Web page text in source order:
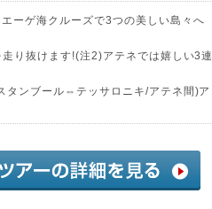
ーゲ海クルーズで3つの美しい島々へ
り抜けます!(注2)アテネでは嬉しい3連
タンブール⇔テッサロニキ/アテネ間)ア